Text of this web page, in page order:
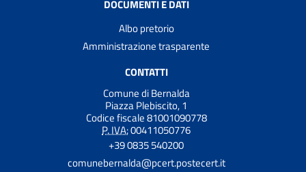
DOCUMENTI E DATI
Albo pretorio
Amministrazione trasparente
CONTATTI
Comune di Bernalda
Piazza Plebiscito, 1
Codice fiscale 81001090778
P. IVA:00411050776
+39 0835 540200
comunebernalda@pcert.postecert.it